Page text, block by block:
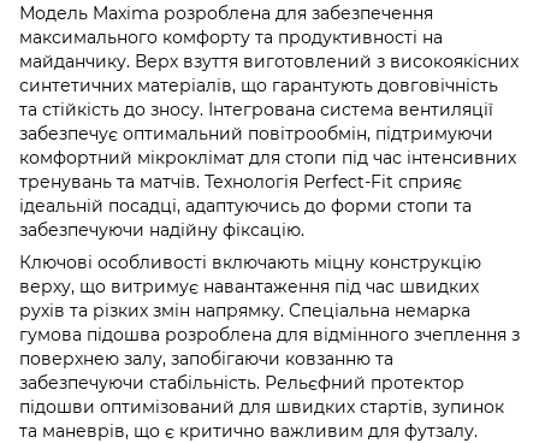
Модель Maxima розроблена для забезпечення
максимального комфорту та продуктивності на
майданчику. Верх взуття виготовлений з високоякісних
синтетичних матеріалів, що гарантують довговічність
та стійкість до зносу. Інтегрована система вентиляції
забезпечує оптимальний повітрообмін, підтримуючи
комфортний мікроклімат для стопи під час інтенсивних
тренувань та матчів. Технологія Perfect-Fit сприяє
ідеальній посадці, адаптуючись до форми стопи та
забезпечуючи надійну фіксацію.
Ключові особливості включають міцну конструкцію
верху, що витримує навантаження під час швидких
рухів та різких змін напрямку. Спеціальна немарка
гумова підошва розроблена для відмінного зчеплення з
поверхнею залу, запобігаючи ковзанню та
забезпечуючи стабільність. Рельєфний протектор
підошви оптимізований для швидких стартів, зупинок
та маневрів, що є критично важливим для футзалу.